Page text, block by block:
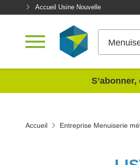
Accueil Usine Nouvelle
Accueil Entreprise Menuiserie